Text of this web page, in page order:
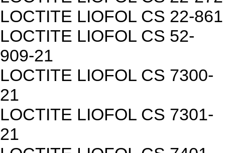
LOCTITE LIOFOL CS 22-861
LOCTITE LIOFOL CS 52-
909-21
LOCTITE LIOFOL CS 7300-
21
LOCTITE LIOFOL CS 7301-
21